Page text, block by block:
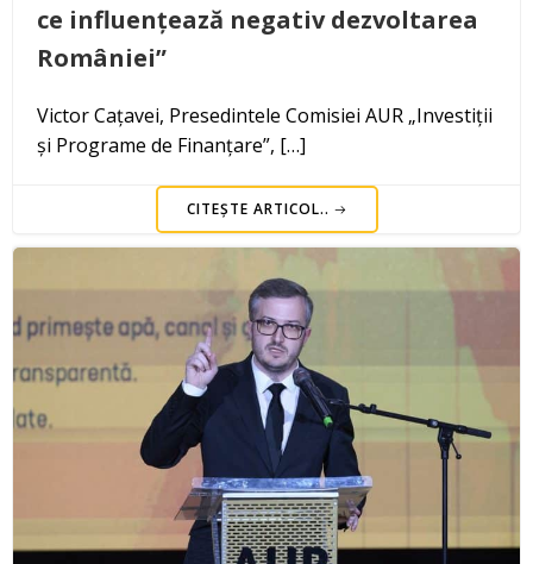
ce influențează negativ dezvoltarea
României”
Victor Cațavei, Presedintele Comisiei AUR „Investiții
și Programe de Finanțare”, […]
CITEȘTE ARTICOL..